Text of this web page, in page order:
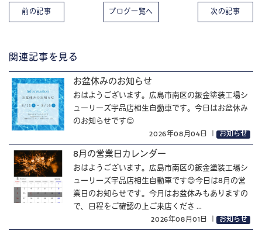
前の記事 ブログ一覧へ 次の記事
関連記事を見る
お盆休みのお知らせ
おはようございます。広島市南区の鈑金塗装工場シ
ューリーズ宇品店相生自動車です。今日はお盆休み
のお知らせです😊
2026年08月04日 お知らせ
8月の営業日カレンダー
おはようございます。広島市南区の鈑金塗装工場シ
ューリーズ宇品店相生自動車です😊今日は8月の営
業日のお知らせです。今月はお盆休みもありますの
で、日程をご確認の上ご来店くださ ...
2026年08月01日 お知らせ